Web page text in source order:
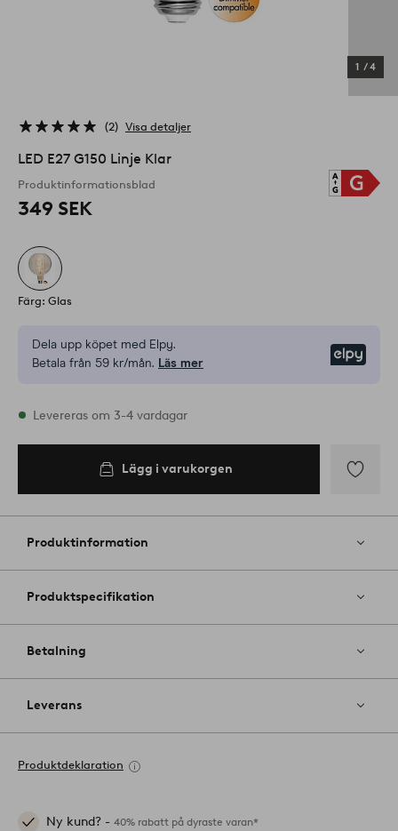
1 /4
2 Visa detaljer
LED E27 G150 Linje Klar
Produktinformationsblad
349 SEK
Färg: Glas
Dela upp köpet med Elpy.
Betala från 59 kr/mån. Läs mer
I lager
Levereras om 3-4 vardagar
Lägg i varukorgen
till
favoriter
Produktinformation
Produktspecifikation
Betalning
Leverans
Produktdeklaration
Ny kund? - 40% rabatt på dyraste varan*